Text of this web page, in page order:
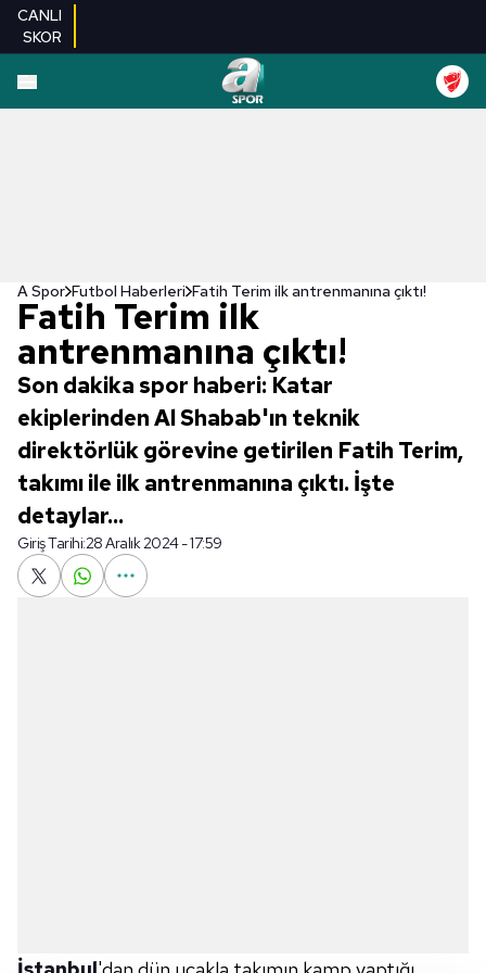
CANLI
SKOR
A Spor Futbol Haberleri Fatih Terim ilk antrenmanına çıktı!
Fatih Terim ilk
antrenmanına çıktı!
Son dakika spor haberi: Katar
ekiplerinden Al Shabab'ın teknik
direktörlük görevine getirilen Fatih Terim,
takımı ile ilk antrenmanına çıktı. İşte
detaylar...
Giriş Tarihi:28 Aralık 2024 - 17:59